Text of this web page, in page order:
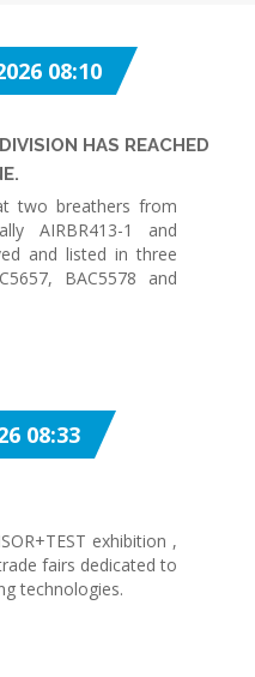
08:10
HAS REACHED
two breathers from
AIRBR413-1 and
and listed in three
BAC5578 and
08:33
exhibition ,
fairs dedicated to
technologies.